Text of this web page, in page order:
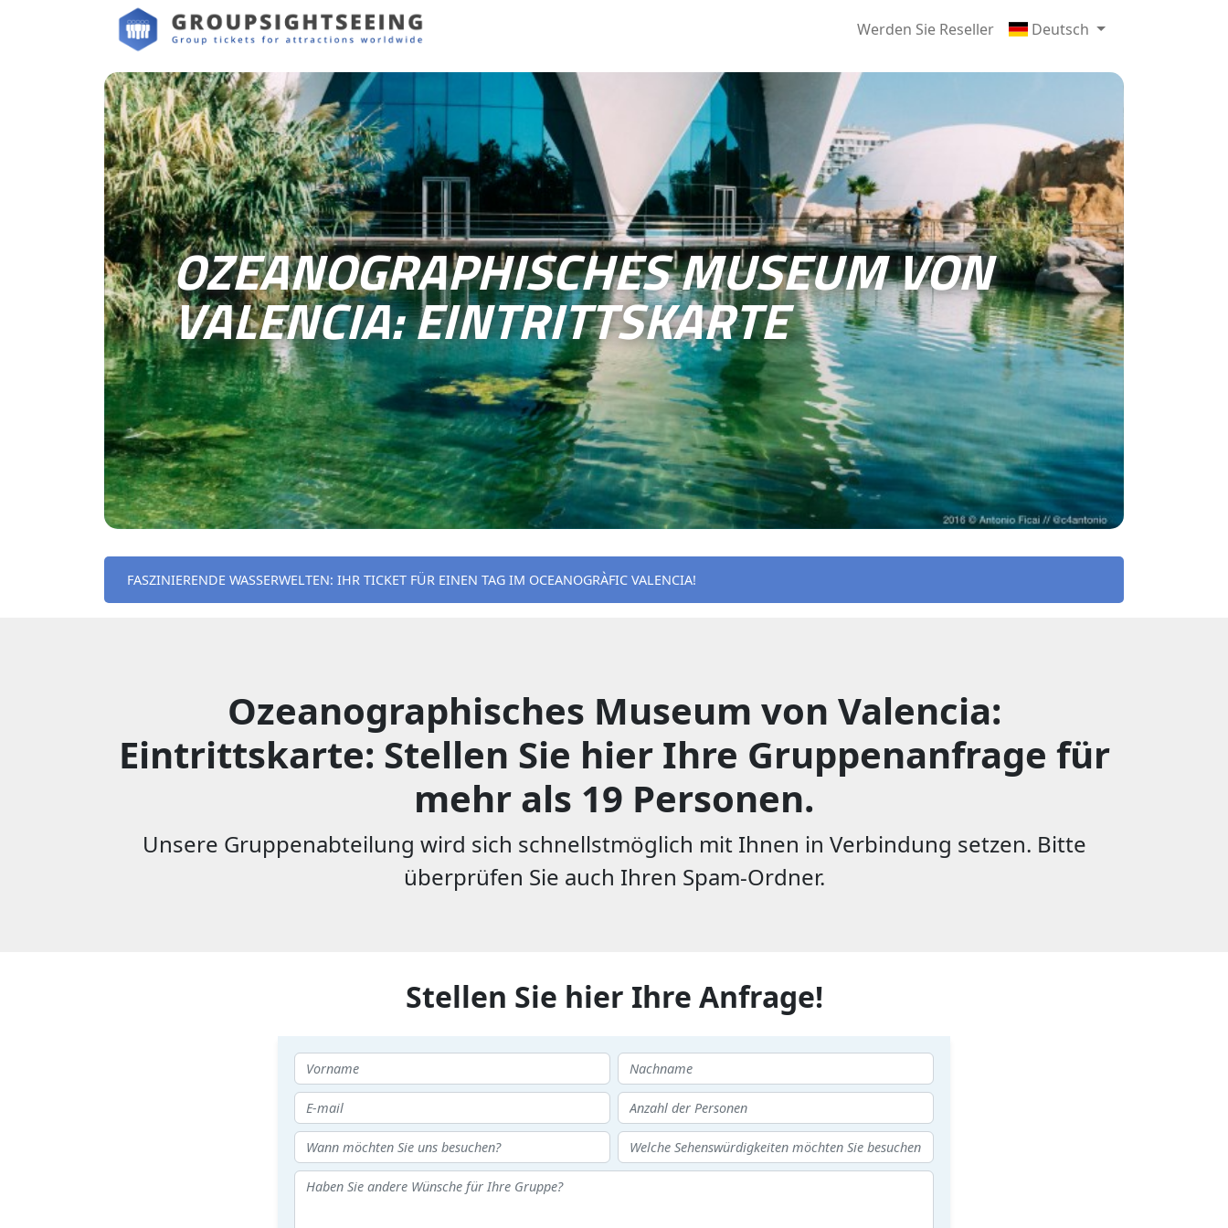
Werden Sie Reseller Deutsch
OZEANOGRAPHISCHES MUSEUM VON
VALENCIA: EINTRITTSKARTE
FASZINIERENDE WASSERWELTEN: IHR TICKET FÜR EINEN TAG IM OCEANOGRÀFIC VALENCIA!
Ozeanographisches Museum von Valencia:
Eintrittskarte: Stellen Sie hier Ihre Gruppenanfrage für
mehr als 19 Personen.
Unsere Gruppenabteilung wird sich schnellstmöglich mit Ihnen in Verbindung setzen. Bitte
überprüfen Sie auch Ihren Spam-Ordner.
Stellen Sie hier Ihre Anfrage!